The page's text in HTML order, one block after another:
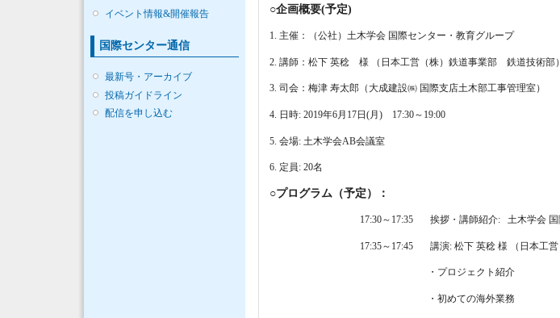
イベント情報&開催報告
国際センター通信
最新号・アーカイブ
投稿ガイドライン
配信を申し込む
○企画概要(予定)
1. 主催：（公社）土木学会 国際センター・教育グループ
2. 講師：松下 英稔 様 （日本工営（株）鉄道事業部 鉄道技術部）
3. 司会：梅津 寿太郎（大成建設㈱ 国際支店土木部工事管理室）
4. 日時: 2019年6月17日(月) 17:30～19:00
5. 会場: 土木学会AB会議室
6. 定員: 20名
○プログラム（予定）：
17:30～17:35 挨拶・講師紹介: 土木学会 国
17:35～17:45 講演: 松下 英稔 様 （日本工営
・プロジェクト紹介
・初めての海外業務